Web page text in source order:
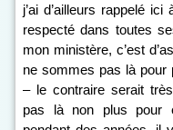
j’ai d’ailleurs rappelé
respecté dans toutes
mon ministère, c’est
ne sommes pas là pour
– le contraire serait
pas là non plus pour